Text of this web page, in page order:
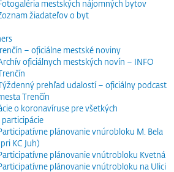
mestských nájomných bytov
žiadateľov o byt
– oficiálne mestské noviny
oficiálnych mestských novín – INFO
prehľad udalostí – oficiálny podcast
Trenčín
o koronavíruse pre všetkých
plánovanie vnúrobloku M. Bela
KC Juh)
plánovanie vnútrobloku Kvetná
plánovanie vnútrobloku na Ulici